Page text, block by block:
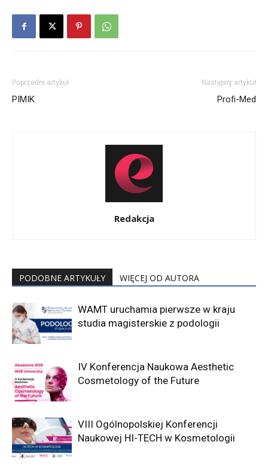
Poprzedni artykuł
PIMIK
Następny artykuł
Profi-Med
Redakcja
PODOBNE ARTYKUŁY WIĘCEJ OD AUTORA
WAMT uruchamia pierwsze w kraju
studia magisterskie z podologii
IV Konferencja Naukowa Aesthetic
Cosmetology of the Future
VIII Ogólnopolskiej Konferencji
Naukowej HI-TECH w Kosmetologii